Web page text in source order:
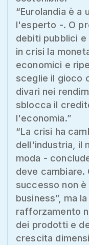
“Eurolandia è a
l'esperto -. O
debiti pubblici e
in crisi la
economici e
sceglie il gioco
divari nei
sblocca il
l'economia.”
“La crisi ha
dell'industria, il
moda -
deve cambiare.
successo non
business”, ma
rafforzamento
dei prodotti e
crescita